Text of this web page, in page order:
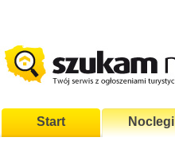
Start Noclegi